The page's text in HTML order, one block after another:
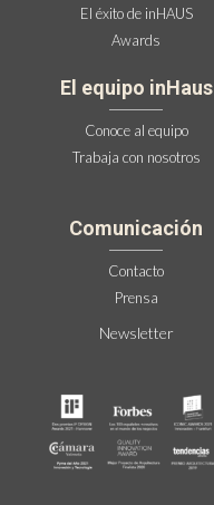
El éxito de inHAUS
Awards
El equipo inHaus
Conoce al equipo
Trabaja con nosotros
Comunicación
Contacto
Prensa
Newsletter